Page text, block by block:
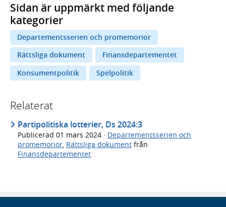
Sidan är uppmärkt med följande
kategorier
Departementsserien och promemorior
Rättsliga dokument
Finansdepartementet
Konsumentpolitik
Spelpolitik
Relaterat
Partipolitiska lotterier, Ds 2024:3
Publicerad 01 mars 2024 · Departementsserien och
promemorior, Rättsliga dokument från
Finansdepartementet